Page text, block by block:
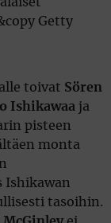
toivat Sören
Ishikawaa ja
pisteen
monta
Ishikawan
tasoihin.